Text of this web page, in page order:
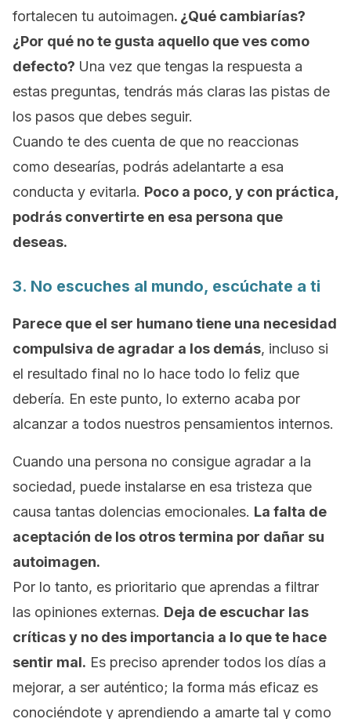
fortalecen tu autoimagen. ¿Qué cambiarías?
¿Por qué no te gusta aquello que ves como
defecto? Una vez que tengas la respuesta a
estas preguntas, tendrás más claras las pistas de
los pasos que debes seguir.
Cuando te des cuenta de que no reaccionas
como desearías, podrás adelantarte a esa
conducta y evitarla. Poco a poco, y con práctica,
podrás convertirte en esa persona que
deseas.
3. No escuches al mundo, escúchate a ti
Parece que el ser humano tiene una necesidad
compulsiva de agradar a los demás, incluso si
el resultado final no lo hace todo lo feliz que
debería. En este punto, lo externo acaba por
alcanzar a todos nuestros pensamientos internos.
Cuando una persona no consigue agradar a la
sociedad, puede instalarse en esa tristeza que
causa tantas dolencias emocionales. La falta de
aceptación de los otros termina por dañar su
autoimagen.
Por lo tanto, es prioritario que aprendas a filtrar
las opiniones externas. Deja de escuchar las
críticas y no des importancia a lo que te hace
sentir mal. Es preciso aprender todos los días a
mejorar, a ser auténtico; la forma más eficaz es
conociéndote y aprendiendo a amarte tal y como